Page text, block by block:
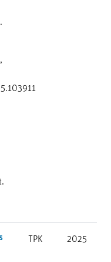
TPK 2025